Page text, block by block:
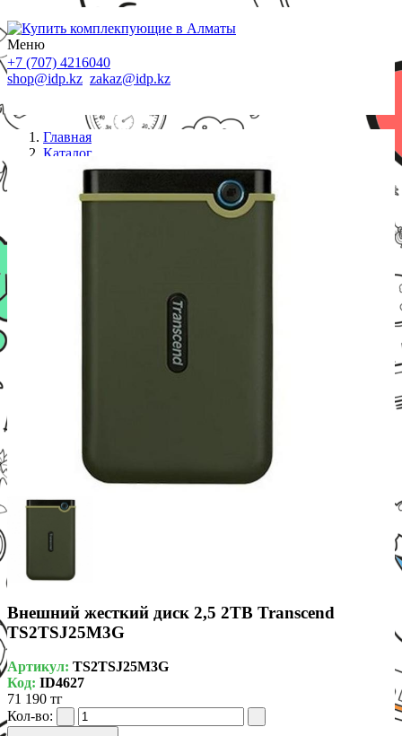
Меню
+7 (707) 4216040
shop@idp.kz zakaz@idp.kz
Главная
Каталог
Внешние накопители
Внешний жесткий диск 2,5 2TB Transcend
TS2TSJ25M3G
Внешний жесткий диск 2,5 2TB Transcend
TS2TSJ25M3G
Артикул: TS2TSJ25M3G
Код: ID4627
71 190 тг
Кол-во: